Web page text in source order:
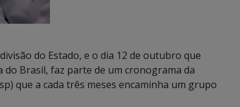
do Estado, e o dia 12 de outubro que
do Brasil, faz parte de um cronograma da
que a cada três meses encaminha um grupo